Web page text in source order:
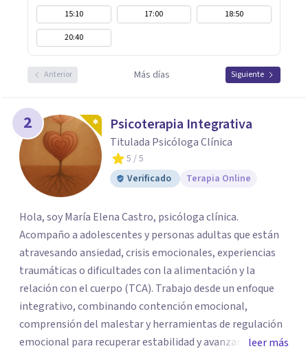
15:10 17:00
18:50
20:40
Anterior Más días Siguiente
2 Psicoterapia Integrativa
Titulada Psicóloga Clínica
5 / 5
Verificado
Terapia Online
Hola, soy María Elena Castro, psicóloga clínica.
Acompaño a adolescentes y personas adultas que están
atravesando ansiedad, crisis emocionales, experiencias
traumáticas o dificultades con la alimentación y la
relación con el cuerpo (TCA). Trabajo desde un enfoque
integrativo, combinando contención emocional,
comprensión del malestar y herramientas de regulación
emocional para recuperar estabilidad y avanzar conleer más